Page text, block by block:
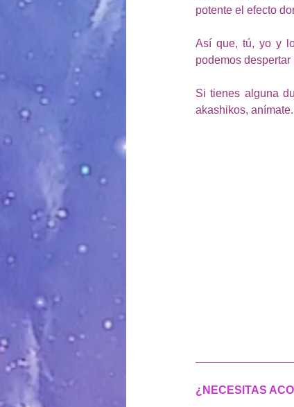
potente el efecto
Así que, tú, yo y
podemos despertar
Si tienes alguna
akashikos, anímate.
¿NECESITAS